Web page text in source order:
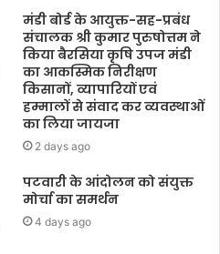
मंडी बोर्ड के आयुक्त-सह-प्रबंध
संचालक श्री कुमार पुरुषोत्तम ने
किया बैरसिया कृषि उपज मंडी
का आकस्मिक निरीक्षण
किसानों, व्यापारियों एवं
हम्मालों से संवाद कर व्यवस्थाओं
का लिया जायजा
2 days ago
पटवारी के आंदोलन को संयुक्त
मोर्चा का समर्थन
4 days ago